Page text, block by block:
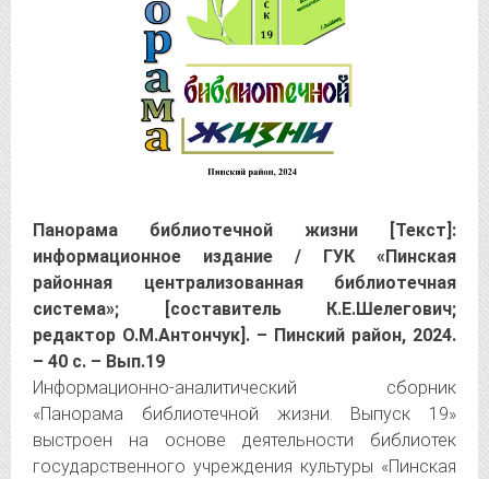
Панорама библиотечной жизни [Текст]:
информационное издание / ГУК «Пинская
районная централизованная библиотечная
система»; [составитель К.Е.Шелегович;
редактор О.М.Антончук]. – Пинский район, 2024.
– 40 с. – Вып.19
Информационно-аналитический сборник
«Панорама библиотечной жизни. Выпуск 19»
выстроен на основе деятельности библиотек
государственного учреждения культуры «Пинская